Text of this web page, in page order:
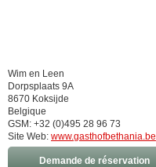
Wim en Leen
Dorpsplaats 9A
8670 Koksijde
Belgique
GSM: +32 (0)495 28 96 73
Site Web: www.gasthofbethania.be
Demande de réservation